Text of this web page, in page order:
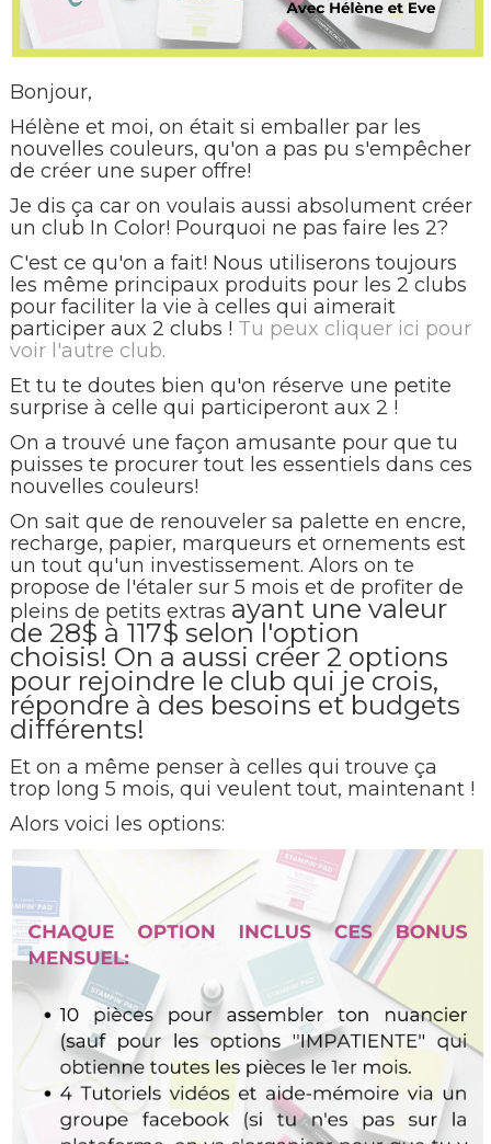
Bonjour,
Hélène et moi, on était si emballer par les
nouvelles couleurs, qu'on a pas pu s'empêcher
de créer une super offre!
Je dis ça car on voulais aussi absolument créer
un club In Color! Pourquoi ne pas faire les 2?
C'est ce qu'on a fait! Nous utiliserons toujours
les même principaux produits pour les 2 clubs
pour faciliter la vie à celles qui aimerait
participer aux 2 clubs ! Tu peux cliquer ici pour
voir l'autre club.
Et tu te doutes bien qu'on réserve une petite
surprise à celle qui participeront aux 2 !
On a trouvé une façon amusante pour que tu
puisses te procurer tout les essentiels dans ces
nouvelles couleurs!
On sait que de renouveler sa palette en encre,
recharge, papier, marqueurs et ornements est
un tout qu'un investissement. Alors on te
propose de l'étaler sur 5 mois et de profiter de
pleins de petits extras ayant une valeur
de 28$ à 117$ selon l'option
choisis! On a aussi créer 2 options
pour rejoindre le club qui je crois,
répondre à des besoins et budgets
différents!
Et on a même penser à celles qui trouve ça
trop long 5 mois, qui veulent tout, maintenant !
Alors voici les options: